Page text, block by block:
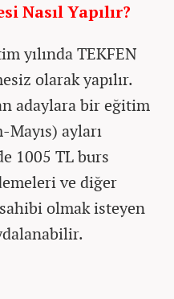
Nasıl Yapılır?
yılında TEKFEN
olarak yapılır.
adaylara bir eğitim
Mayıs) ayları
1005 TL burs
ve diğer
olmak isteyen